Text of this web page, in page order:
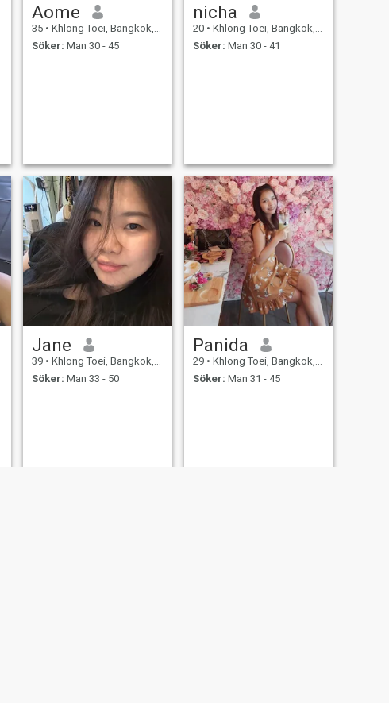
Aome
35 • Khlong Toei, Bangkok, Thailand
Söker: Man 30 - 45
nicha
20 • Khlong Toei, Bangkok, Thailand
Söker: Man 30 - 41
Jane
39 • Khlong Toei, Bangkok, Thailand
Söker: Man 33 - 50
Panida
29 • Khlong Toei, Bangkok, Thailand
Söker: Man 31 - 45